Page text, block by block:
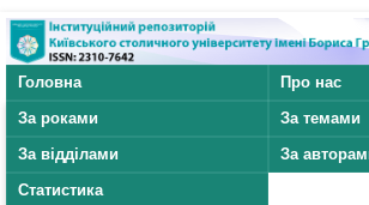
Головна
Про нас
За роками
За темами
За відділами
За
Статистика